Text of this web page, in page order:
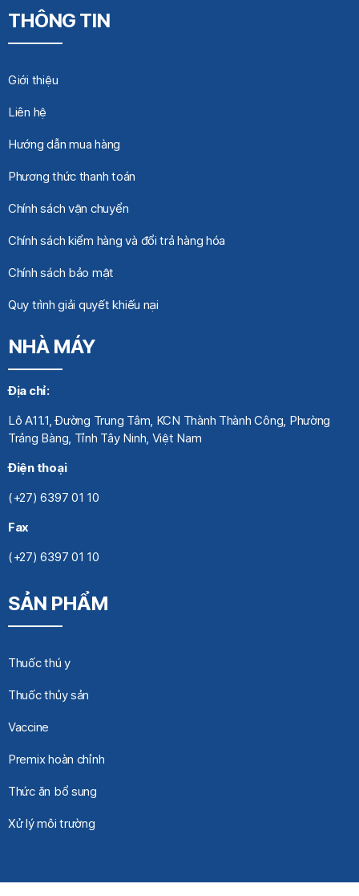
THÔNG TIN
Giới thiệu
Liên hệ
Hướng dẫn mua hàng
Phương thức thanh toán
Chính sách vận chuyển
Chính sách kiểm hàng và đổi trả hàng hóa
Chính sách bảo mật
Quy trình giải quyết khiếu nại
NHÀ MÁY
Địa chỉ:
Lô A11.1, Đường Trung Tâm, KCN Thành Thành Công, Phường
Trảng Bàng, Tỉnh Tây Ninh, Việt Nam
Điện thoại
(+27) 6397 01 10
Fax
(+27) 6397 01 10
SẢN PHẨM
Thuốc thú y
Thuốc thủy sản
Vaccine
Premix hoàn chỉnh
Thức ăn bổ sung
Xử lý môi trường